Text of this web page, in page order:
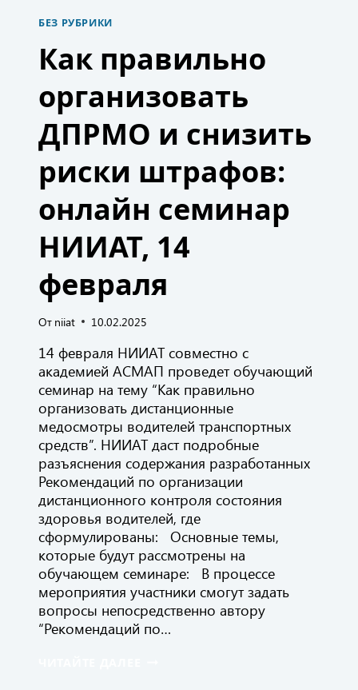
ИСКОВОМУ
ЗАЯВЛЕНИЮ
«ПРМО.ОНЛАЙН»
ОАО
«НИИАТ»
БЕЗ РУБРИКИ
Как правильно
организовать
ДПРМО и снизить
риски штрафов:
онлайн семинар
НИИАТ, 14
февраля
От niiat 10.02.2025
14 февраля НИИАТ совместно с
академией АСМАП проведет обучающий
семинар на тему “Как правильно
организовать дистанционные
медосмотры водителей транспортных
средств”. НИИАТ даст подробные
разъяснения содержания разработанных
Рекомендаций по организации
дистанционного контроля состояния
здоровья водителей, где
сформулированы: Основные темы,
которые будут рассмотрены на
обучающем семинаре: В процессе
мероприятия участники смогут задать
вопросы непосредственно автору
“Рекомендаций по…